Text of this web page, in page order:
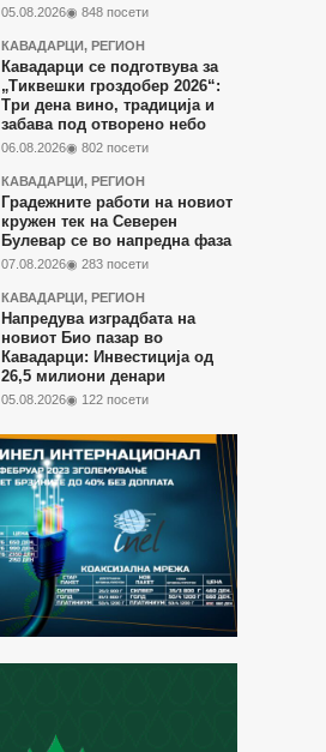
05.08.2026◉ 848 посети
КАВАДАРЦИ, РЕГИОН
Кавадарци се подготвува за
„Тиквешки гроздобер 2026“:
Три дена вино, традиција и
забава под отворено небо
06.08.2026◉ 802 посети
КАВАДАРЦИ, РЕГИОН
Градежните работи на новиот
кружен тек на Северен
Булевар се во напредна фаза
07.08.2026◉ 283 посети
КАВАДАРЦИ, РЕГИОН
Напредува изградбата на
новиот Био пазар во
Кавадарци: Инвестиција од
26,5 милиони денари
05.08.2026◉ 122 посети